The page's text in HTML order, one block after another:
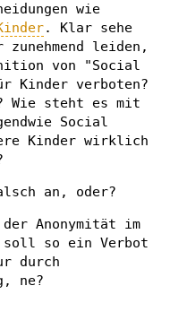
wie
. Klar sehe
leiden,
von "Social
Kinder verboten?
Wie steht es mit
Social
Kinder wirklich
an, oder?
Anonymität im
soll so ein Verbot
durch
ne?